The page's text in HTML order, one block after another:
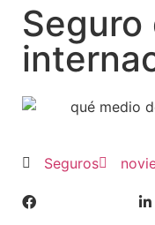
Seguro
Seguros